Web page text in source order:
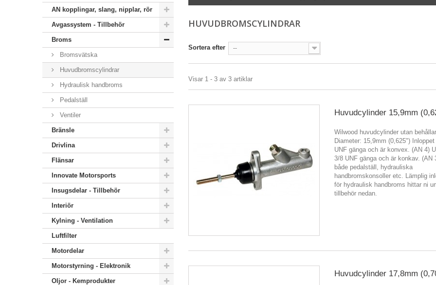
AN kopplingar, slang, nipplar, rör
Avgassystem - Tillbehör
Broms
Bromsvätska
Huvudbromscylindrar
Hydraulisk handbroms
Pedalställ
Ventiler
Bränsle
Drivlina
Flänsar
Innovate Motorsports
Insugsdelar - Tillbehör
Interiör
Kylning - Ventilation
Luftfilter
Motordelar
Motorstyrning - Elektronik
Oljor - Kemprodukter
HUVUDBROMSCYLINDRAR
Sortera efter --
Visar 1 - 3 av 3 artiklar
Huvudcylinder 15,9mm
Wilwood huvudcylinder utan
Diameter: 15,9mm (0,625")
UNF gänga och är konvex. (AN 4)
3/8 UNF gänga och är konkav. (AN
både pedalställ, hydrauliska
handbromskonsoller etc. Lämplig
för hydraulisk handbroms hittar ni
tillbehör nedan.
Huvudcylinder 17,8mm